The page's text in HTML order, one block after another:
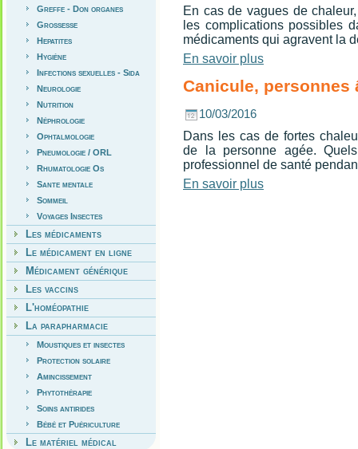
Greffe - Don organes
Grossesse
Hepatites
Hygiène
Infections sexuelles - Sida
Neurologie
Nutrition
Néphrologie
Ophtalmologie
Pneumologie / ORL
Rhumatologie Os
Sante mentale
Sommeil
Voyages Insectes
Les médicaments
Le médicament en ligne
Médicament générique
Les vaccins
L'homéopathie
La parapharmacie
Moustiques et insectes
Protection solaire
Amincissement
Phytothérapie
Soins antirides
Bébé et Puériculture
Le matériel médical
En cas de vagues de
les complications possibles
médicaments qui agravent la
En savoir plus
Canicule, personnes
10/03/2016
Dans les cas de fortes
de la personne agée.
professionnel de santé
En savoir plus